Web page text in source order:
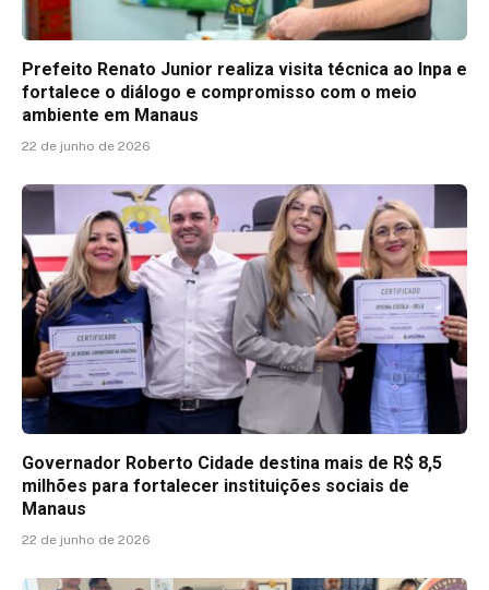
Prefeito Renato Junior realiza visita técnica ao Inpa e
fortalece o diálogo e compromisso com o meio
ambiente em Manaus
22 de junho de 2026
Governador Roberto Cidade destina mais de R$ 8,5
milhões para fortalecer instituições sociais de
Manaus
22 de junho de 2026